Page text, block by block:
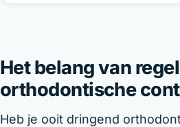
Het belang van
orthodontische
Heb je ooit dringend